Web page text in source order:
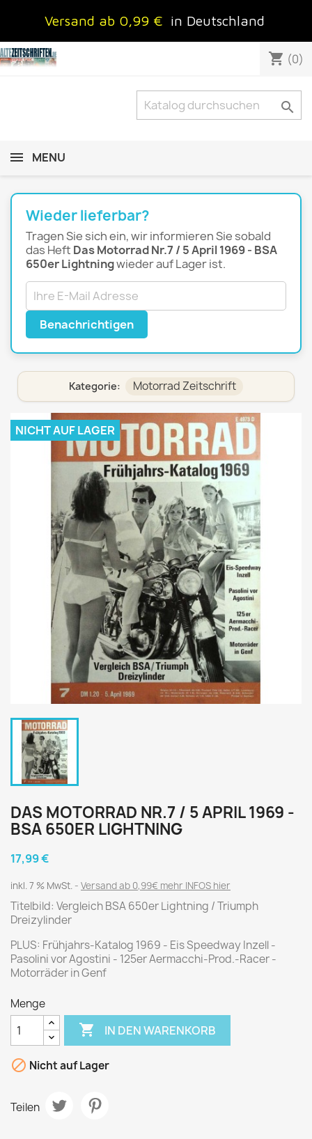
Versand ab 0,99 € in Deutschland
shopping_cart (0)

MENU
Wieder lieferbar?
Tragen Sie sich ein, wir informieren Sie sobald
das Heft Das Motorrad Nr.7 / 5 April 1969 - BSA
650er Lightningwieder auf Lager ist.
Benachrichtigen
Kategorie: Motorrad Zeitschrift
NICHT AUF LAGER
DAS MOTORRAD NR.7 / 5 APRIL 1969 -
BSA 650ER LIGHTNING
17,99 €
inkl. 7 % MwSt. Versand ab 0,99€ mehr INFOS hier
Titelbild: Vergleich BSA 650er Lightning / Triumph
Dreizylinder
PLUS: Frühjahrs-Katalog 1969 - Eis Speedway Inzell -
Pasolini vor Agostini - 125er Aermacchi-Prod.-Racer -
Motorräder in Genf
Menge
 IN DEN WARENKORB
 Nicht auf Lager
Teilen